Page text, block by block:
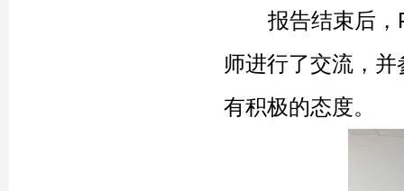
报告结束后，
师进行了交流，
有积极的态度。